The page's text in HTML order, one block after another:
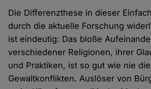
Die Differenzthese in dieser
durch die aktuelle Forschung
ist eindeutig: Das bloße
verschiedener Religionen, ihrer
und Praktiken, ist so gut wie nie
Gewaltkonflikten. Auslöser von